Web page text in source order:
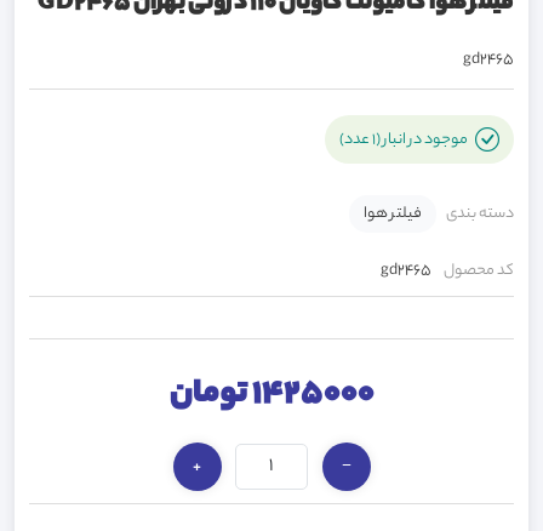
gd2465
موجود در انبار (1 عدد)
دسته بندی فیلتر هوا
کد محصول gd2465
1425000 تومان
−
+